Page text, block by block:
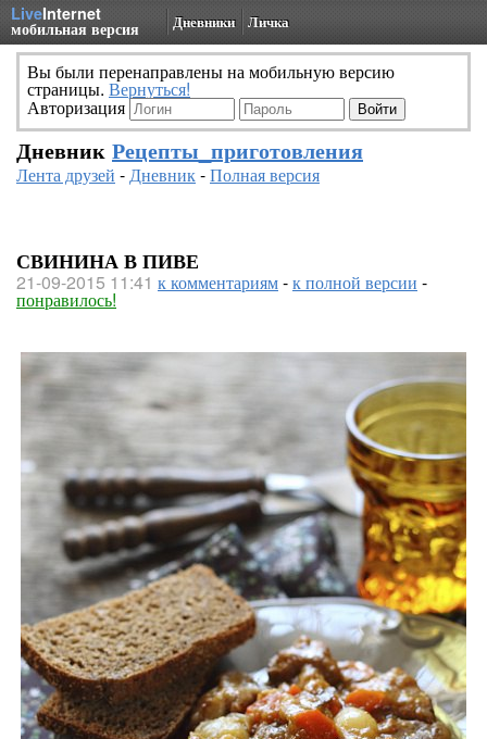
LiveInternet
мобильная версия Дневники Личка
Вы были перенаправлены на мобильную версию
страницы. Вернуться!
Авторизация
Дневник Рецепты_приготовления
Лента друзей -Дневник-Полная версия
СВИНИНА В ПИВЕ
21-09-2015 11:41 к комментариям-к полной версии -
понравилось!